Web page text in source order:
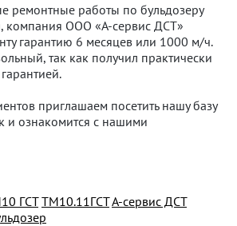
ремонтные работы по бульдозеру
компания ООО «А-сервис ДСТ»
гарантию 6 месяцев или 1000 м/ч.
так как получил практически
приглашаем посетить нашу базу
и ознакомится с нашими
ГСТТМ10.11ГСТА-сервис ДСТ